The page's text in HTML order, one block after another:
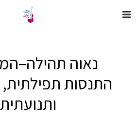
נאוה
התנסות תפילתית,
ותנועתית